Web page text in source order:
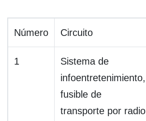
Número Circuito
1
Sistema de
infoentretenimiento,
fusible de
transporte por radio